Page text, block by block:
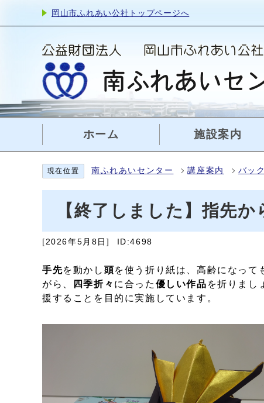
岡山市ふれあい公社トップページへ
ホーム 施設案内
現在位置 南ふれあいセンター 講座案内 バッ
【終了しました】指先
[2026年5月8日] ID:4698
手先を動かし 頭を使う折り紙は、高齢になって
がら、
四季折々 に合った 優しい作品 を折りまし
援することを目的に実施しています。